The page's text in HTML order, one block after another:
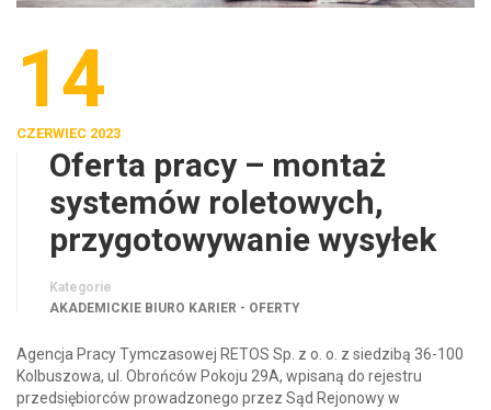
14
CZERWIEC 2023
Oferta pracy – montaż
systemów roletowych,
przygotowywanie wysyłek
Kategorie
AKADEMICKIE BIURO KARIER - OFERTY
Agencja Pracy Tymczasowej RETOS Sp. z o. o. z siedzibą 36-100
Kolbuszowa, ul. Obrońców Pokoju 29A, wpisaną do rejestru
przedsiębiorców prowadzonego przez Sąd Rejonowy w